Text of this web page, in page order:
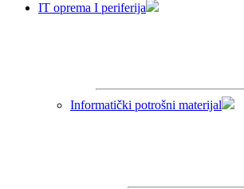
IT oprema I periferija
Informatički potrošni materijal